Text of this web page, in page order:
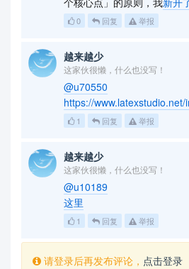
0 回复 举报
越来越少
这家伙很懒，什么也没写！
@u70550
https://
1 回复 举报
越来越少
这家伙很懒，什么也没写！
@u10189
这里
1 回复 举报
请登录后再发布评论， 点击登录